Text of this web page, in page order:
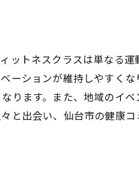
ットネスクラスは単なる運
ーションが維持しやすくな
ります。また、地域のイベ
と出会い、仙台市の健康